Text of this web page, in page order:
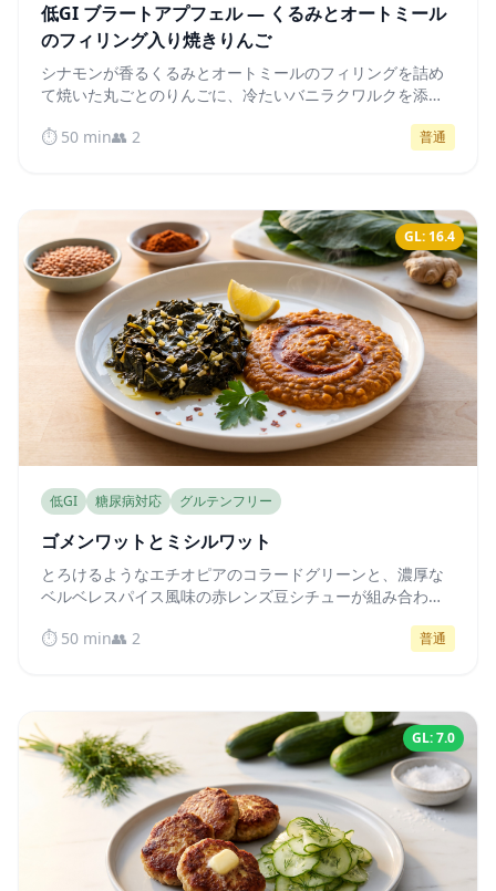
低GI ブラートアプフェル — くるみとオートミール
のフィリング入り焼きりんご
シナモンが香るくるみとオートミールのフィリングを詰め
て焼いた丸ごとのりんごに、冷たいバニラクワルクを添え
です。
⏱️ 50 min👥 2 普通
GL: 16.4
低GI 糖尿病対応 グルテンフリー
ゴメンワットとミシルワット
とろけるようなエチオピアのコラードグリーンと、濃厚な
ベルベレスパイス風味の赤レンズ豆シチューが組み合わさ
値を穏やかに安定させます。
⏱️ 50 min👥 2 普通
GL: 7.0